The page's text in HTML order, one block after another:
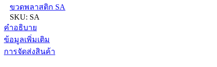
ขวดพลาสติก SA
SKU: SA
คำอธิบาย
ข้อมูลเพิ่มเติม
การจัดส่งสินค้า